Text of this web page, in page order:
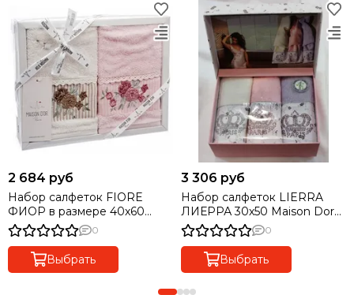
2 684 руб
Набор салфеток FIORE
ФИОР в размере 40х60
Maison Dor Турция
0
Выбрать
3 306 руб
Набор салфеток LIERRA
ЛИЕРРА 30х50 Maison Dor
Турция
0
Выбрать